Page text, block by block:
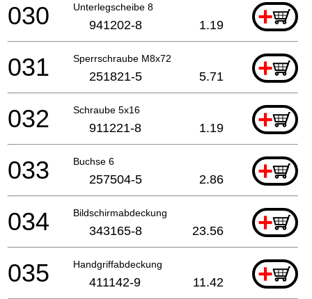
Unterlegscheibe 8 +
030 941202-8 1.19
Sperrschraube M8x72 +
031 251821-5 5.71
Schraube 5x16 +
032 911221-8 1.19
Buchse 6 +
033 257504-5 2.86
Bildschirmabdeckung +
034 343165-8 23.56
Handgriffabdeckung +
035 411142-9 11.42